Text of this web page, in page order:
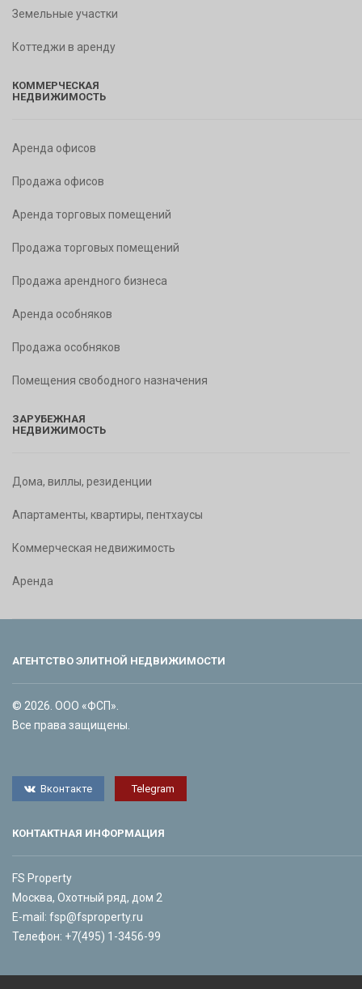
Земельные участки
Коттеджи в аренду
КОММЕРЧЕСКАЯ
НЕДВИЖИМОСТЬ
Аренда офисов
Продажа офисов
Аренда торговых помещений
Продажа торговых помещений
Продажа арендного бизнеса
Аренда особняков
Продажа особняков
Помещения свободного назначения
ЗАРУБЕЖНАЯ
НЕДВИЖИМОСТЬ
Дома, виллы, резиденции
Апартаменты, квартиры, пентхаусы
Коммерческая недвижимость
Аренда
АГЕНТСТВО ЭЛИТНОЙ НЕДВИЖИМОСТИ
© 2026. ООО «ФСП».
Все права защищены.
Вконтакте Telegram
КОНТАКТНАЯ ИНФОРМАЦИЯ
FS Property
Москва, Охотный ряд, дом 2
E-mail: fsp@fsproperty.ru
Телефон: +7(495) 1-3456-99